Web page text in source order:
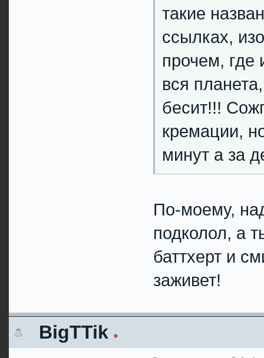
такие
ссылках,
прочем, где
вся
бесит!!!
кремации,
минут а за
По-моему,
подколол, а
баттхерт и
заживет!
BigTTik